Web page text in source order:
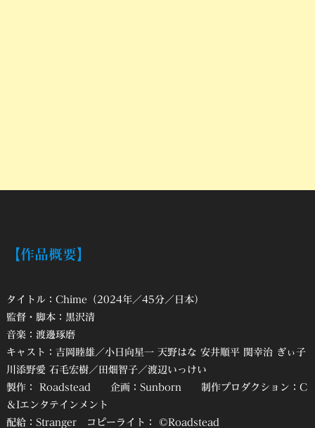
【作品概要】
タイトル：Chime（2024年／45分／日本）
監督・脚本：黒沢清
音楽：渡邊琢磨
キャスト：吉岡睦雄／小日向星一 天野はな 安井順平 関幸治 ぎぃ子
川添野愛 石毛宏樹／田畑智子／渡辺いっけい
製作： Roadstead 企画：Sunborn 制作プロダクション：C
＆Iエンタテインメント
配給：Stranger コピーライト： ©Roadstead